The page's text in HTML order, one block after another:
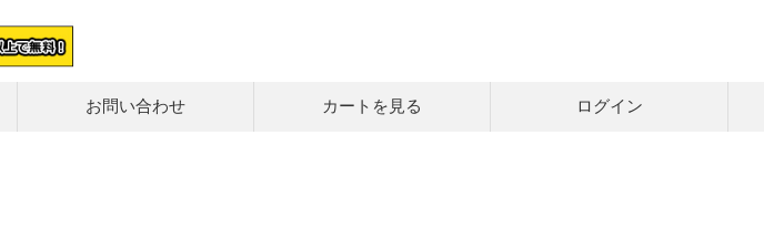
お問い合わせ カートを見る ログイン